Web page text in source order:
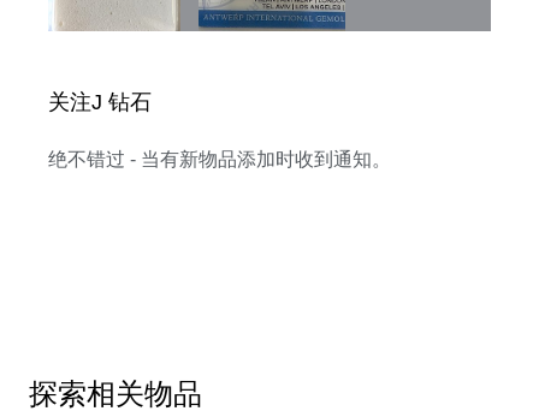
关注J 钻石
绝不错过 - 当有新物品添加时收到通知。
探索相关物品